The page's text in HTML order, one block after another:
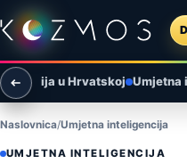
Preskoči na sadržaj
Otvori izbornik
Otvori pretragu
u Hrvatskoj Umjetna
Naslovnica Umjetna inteligencija
UMJETNA INTELIGENCIJA